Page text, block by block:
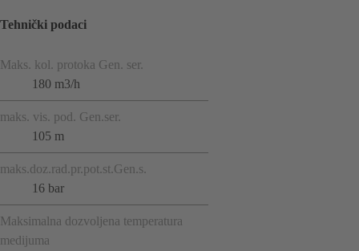
Tehnički podaci
Maks. kol. protoka Gen. ser.
180 m3/h
maks. vis. pod. Gen.ser.
105 m
maks.doz.rad.pr.pot.st.Gen.s.
16 bar
Maksimalna dozvoljena temperatura
medijuma